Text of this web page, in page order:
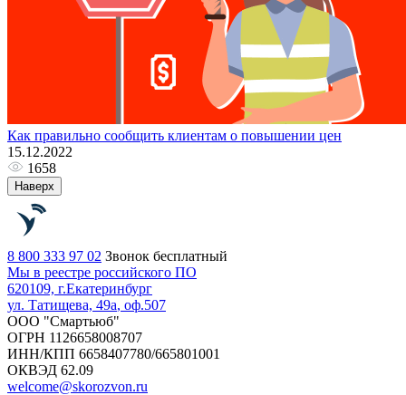
Как правильно сообщить клиентам о повышении цен
15.12.2022
1658
Наверх
8 800 333 97 02 Звонок бесплатный
Мы в реестре российского ПО
620109, г.Екатеринбург
ул. Татищева, 49а, оф.507
ООО "Смартьюб"
ОГРН 1126658008707
ИНН/КПП 6658407780/665801001
ОКВЭД 62.09
welcome@skorozvon.ru